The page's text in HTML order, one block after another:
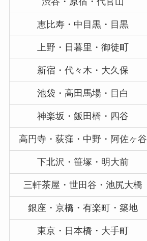
恵比寿・中目黒・目黒
上野・日暮里・御徒町
新宿・代々木・大久保
池袋・高田馬場・目白
神楽坂・飯田橋・四谷
高円寺・荻窪・中野・阿佐ヶ谷
下北沢・笹塚・明大前
三軒茶屋・世田谷・池尻大橋
銀座・京橋・有楽町・築地
東京・日本橋・大手町